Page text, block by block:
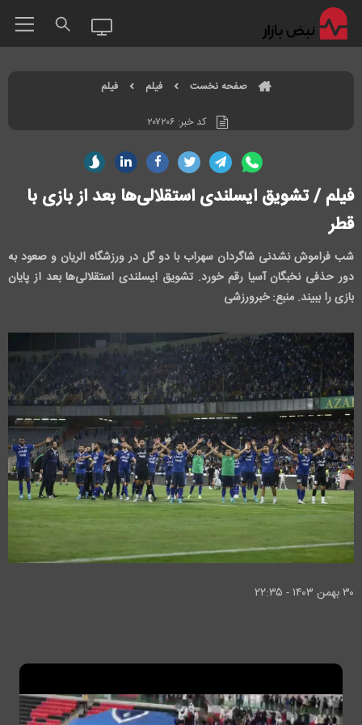
صفحه نخست فیلم فیلم
کد خبر:۲۰۷۲۰۶
فیلم / تشویق ایسلندی استقلالی‌ها بعد از بازی با
قطر
شب فراموش نشدنی شاگردان سهراب با دو گل در ورزشگاه الریان و صعود به
دور حذفی نخبگان آسیا رقم خورد. تشویق ایسلندی استقلالی‌ها بعد از پایان
بازی را ببیند. منبع: خبرورزشی
۳۰ بهمن ۱۴۰۳ - ۲۲:۳۵